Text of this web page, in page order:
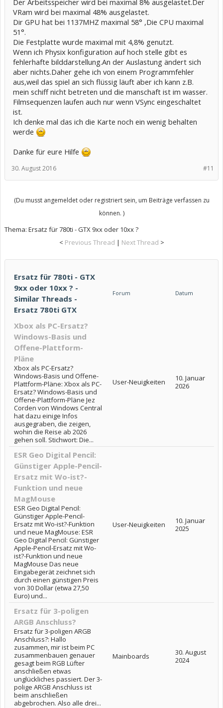
VRam wird bei maximal 48% ausgelastet.
Dir GPU hat bei 1137MHZ maximal 58° ,Die CPU maximal
51°.
Die Festplatte wurde maximal mit 4,8% genutzt.
Wenn ich Physix konfiguration auf hoch stelle gibt es
fehlerhafte bilddarstellung.An der Auslastung ändert sich
aber nichts.Daher gehe ich von einem Programmfehler
aus,weil das spiel an sich flüssig läuft aber ich kann z.B.
mein schiff nicht betreten und die manschaft ist im wasser.
Filmsequenzen laufen auch nur wenn VSync eingeschaltet
ist.
Ich denke mal das ich die Karte noch ein wenig behalten
werde
Danke für eure Hilfe
#11
30. August 2016
(Du musst angemeldet oder registriert sein, um Beiträge verfassen zu
können. )
Thema: Ersatz für 780ti - GTX 9xx oder 10xx ?
< Previous Thread | Next Thread >
Ersatz für 780ti - GTX
9xx oder 10xx ? -
Similar Threads -
Ersatz 780ti GTX
Forum Datum
Xbox als PC-Ersatz?
Windows-Basis und
Offene-Plattform-
Pläne
Xbox als PC-Ersatz?
Windows-Basis und Offene-
Plattform-Pläne: Xbox als PC-
Ersatz? Windows-Basis und
Offene-Plattform-Pläne Jez
Corden von Windows Central
hat dazu einige Infos
ausgegraben, die zeigen,
wohin die Reise ab 2026
gehen soll. Stichwort: Die...
User-Neuigkeiten
10. Januar
2026
ESR Geo Digital Pencil:
Günstiger Apple-Pencil-
Ersatz mit Wo-ist?-
Funktion und neue
MagMouse
ESR Geo Digital Pencil:
Günstiger Apple-Pencil-
Ersatz mit Wo-ist?-Funktion
und neue MagMouse: ESR
Geo Digital Pencil: Günstiger
Apple-Pencil-Ersatz mit Wo-
ist?-Funktion und neue
MagMouse Das neue
Eingabegerät zeichnet sich
durch einen günstigen Preis
von 30 Dollar (etwa 27,50
Euro) und...
User-Neuigkeiten
10. Januar
2025
Ersatz für 3-poligen
ARGB Anschluss?
Ersatz für 3-poligen ARGB
Anschluss?: Hallo
zusammen, mir ist beim PC
zusammenbauen genauer
gesagt beim RGB Lüfter
anschließen etwas
unglückliches passiert. Der 3-
polige ARGB Anschluss ist
beim anschließen
abgebrochen. Also alle drei...
Mainboards
30. August
2024